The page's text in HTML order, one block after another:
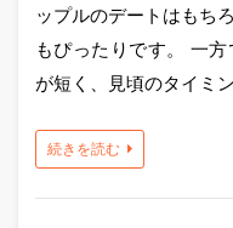
ップルのデートはもち
もぴったりです。 一
が短く、見頃のタイミ
続きを読む